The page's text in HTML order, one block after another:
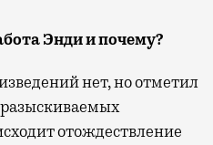
Энди и почему?
нет, но отметил
разыскиваемых
отождествление